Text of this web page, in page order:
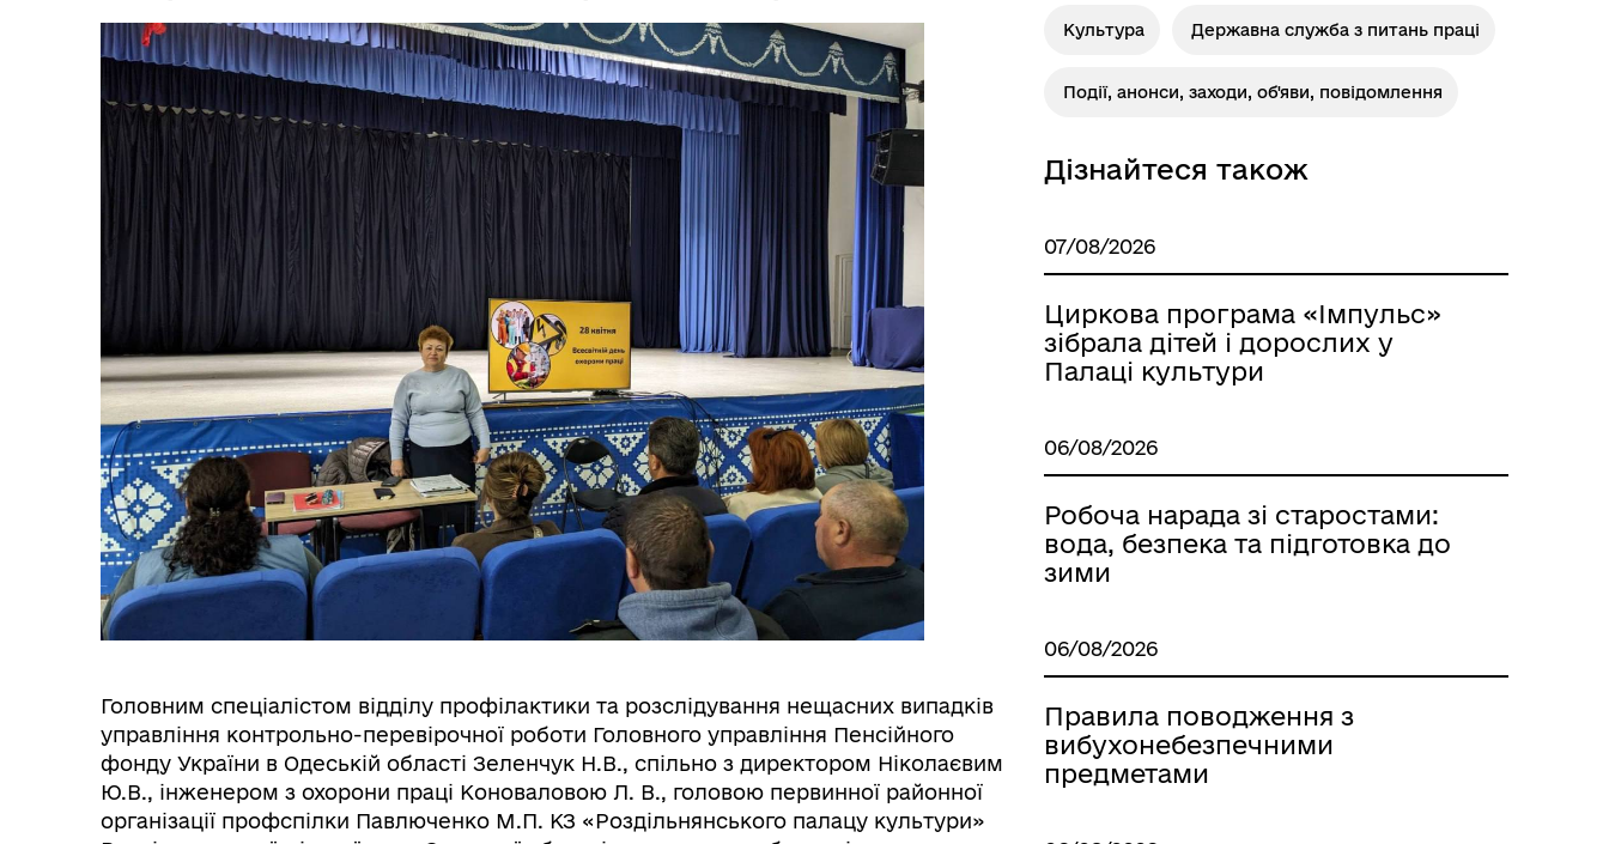
комітету
Трансляції
Графіки прийому громадян
Рада безбар’єрності
Гендерна рівність
Інформаційна безпека та
технічний захист інформації
Учасникам бойових дій
Книга пам'яті полеглих за
Україну
Військовослужбовцям,
Роздільна
Головним спеціалістом відділу профілактики та розслідування нещасних випадків
управління контрольно-перевірочної роботи Головного управління Пенсійного
фонду України в Одеській області Зеленчук Н.В., спільно з директором Ніколаєвим
Ю.В., інженером з охорони праці Коноваловою Л. В., головою первинної районної
організації профспілки Павлюченко М.П. КЗ «Роздільнянського палацу культури»
Культура Державна служба з питань праці
Події, анонси, заходи, об'яви, повідомлення
Дізнайтеся також
07/08/2026
Циркова програма «Імпульс»
зібрала дітей і дорослих у
Палаці культури
06/08/2026
Робоча нарада зі старостами:
вода, безпека та підготовка до
зими
06/08/2026
Правила поводження з
вибухонебезпечними
предметами